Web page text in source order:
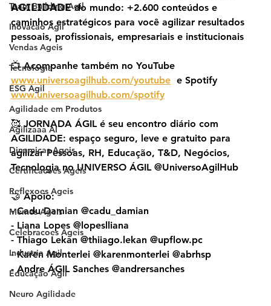
Team Building Agil
Inovacao Agil
Vendas Ageis
Tecnologia
ESG Agil
Agilidade em Produtos
Agilizaaa AI
Dinamicas Ageis
Certificacoes Ageis
Reflexoes Ageis
Memes Ageis
Celebracoes Ageis
Industria Agil
Educação Ágil
Neuro Agilidade
𝗔𝗚𝗜𝗟𝗜𝗗𝗔𝗗𝗘 do mundo: +2.600 conteúdos e
caminhos estratégicos para você agilizar resultados
pessoais, profissionais, empresariais e institucionais
📺 Acompanhe também no YouTube
www.universoagilhub.com/youtube
  e Spotify
www.universoagilhub.com/spotify
🥰 JORNADA ÁGIL é seu encontro diário com
AGILIDADE: espaço seguro, leve e gratuito para
agilizar Pessoas, RH, Educação, T&D, Negócios,
Tecnologia no UNIVERSO ÁGIL @UniversoAgilHub
🤝 Apoio:
- Cadu Damian @cadu_damian
- Liana Lopes @lopeslliana
- Thiago Lekan @thiiago.lekan @upflow.pc
- Karen Monterlei @karenmonterlei @abrhsp
- Andre ÁGIL Sanches @andrersanches